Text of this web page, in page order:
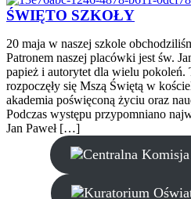
ŚWIĘTO SZKOŁY
20 maja w naszej szkole
Patronem naszej placówki jest św.
papież i autorytet dla wielu pokoleń.
rozpoczęły się Mszą Świętą w
akademia poświęconą życiu oraz
Podczas występu przypomniano
Jan Paweł […]